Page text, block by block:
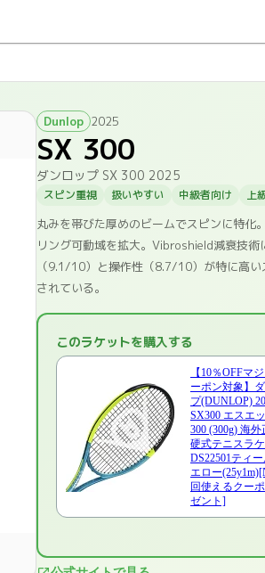
Dunlop 2025
SX 300
ダンロップ SX 300 2025
スピン重視 扱いやすい 中級者向け 上
丸みを帯びた厚めのビームでスピンに特
リング可動域を拡大。Vibroshield減衰技
（9.1/10）と操作性（8.7/10）が特に高
されている。
このラケットを購入する
【10％OFFマ
ーポン対象】
プ(DUNLOP)
SX300 エスエ
300 (300g) 海
硬式テニスラ
DS22501ティ
エロー
回使えるクー
ゼント]